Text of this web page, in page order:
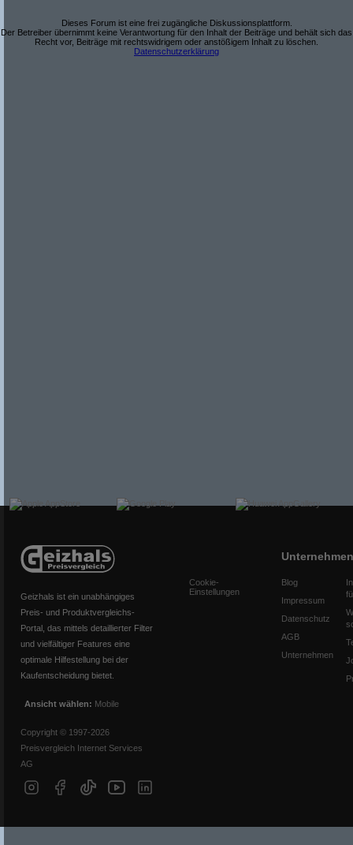
Dieses Forum ist eine frei zugängliche Diskussionsplattform.
Der Betreiber übernimmt keine Verantwortung für den Inhalt der Beiträge und behält sich das
Recht vor, Beiträge mit rechtswidrigem oder anstößigem Inhalt zu löschen.
Datenschutzerklärung
Geizhals ist ein unabhängiges
Preis- und Produktvergleichs-
Portal, das mittels detaillierter Filter
und vielfältiger Features eine
optimale Hilfestellung bei der
Kaufentscheidung bietet.
Ansicht wählen: Mobile
Copyright © 1997-2026
Preisvergleich Internet Services
AG
Cookie-
Einstellungen
Unternehmen
Blog
Impressum
Datenschutz
AGB
Unternehmen